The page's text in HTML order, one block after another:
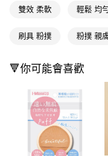
１．簡單：不需註冊會員、
３．安心：先確認商品／服務
１．於結帳方式選擇「
結帳頁面，進行簡訊認證並
３．收到繳費通知簡訊後14
ATM／網路銀行／等多元方
※ 請注意：結帳手續完成當
購買商品的店家。未經商家
後付繳納相關費用。
※ 交易是否成功請以「
全家取貨付款
付款後全家取貨
每筆NT$65，滿NT$390(
萊爾富取貨付款
每筆NT$65，滿NT$490(
付款後萊爾富取貨
雙效 柔軟 輕鬆 均
刷具 粉撲 粉撲 親
🔻你可能會喜歡